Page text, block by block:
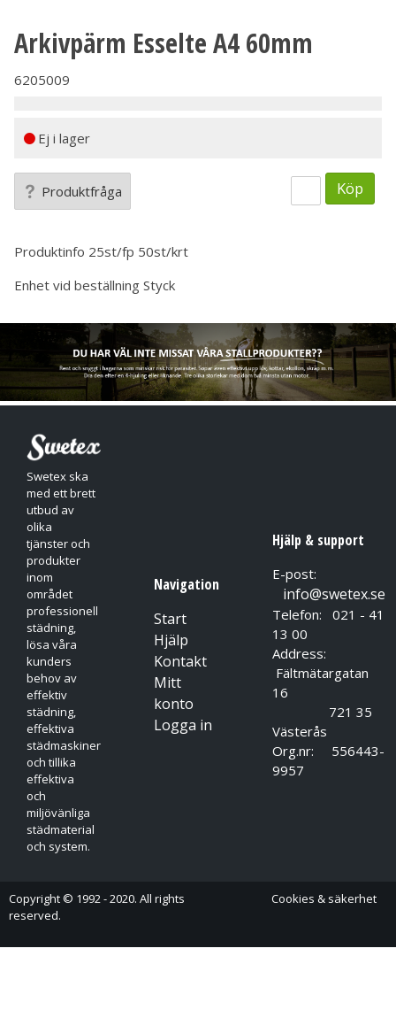
Arkivpärm Esselte A4 60mm
6205009
Ej i lager
Produktfråga Köp
Produktinfo 25st/fp 50st/krt
Enhet vid beställning Styck
Swetex ska
med ett brett
utbud av
olika
tjänster och
produkter
inom
området
professionell
städning,
lösa våra
kunders
behov av
effektiv
städning,
effektiva
städmaskiner
och tillika
effektiva
och
miljövänliga
städmaterial
och system.
Navigation
Start
Hjälp
Kontakt
Mitt
konto
Logga in
Hjälp & support
E-post:
info@swetex.se
Telefon: 021 - 41
13 00
Address:
Fältmätargatan
16
721 35
Västerås
Org.nr: 556443-
9957
Copyright © 1992 - 2020. All rights
reserved.
Cookies & säkerhet